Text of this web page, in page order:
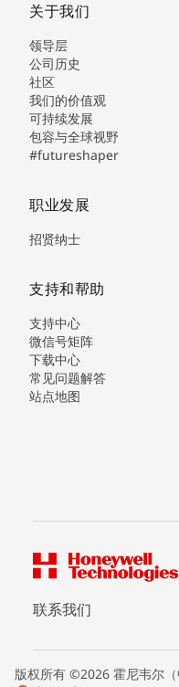
关于我们
领导层
公司历史
社区
我们的价值观
可持续发展
包容与全球视野
#futureshaper
职业发展
招贤纳士
支持和帮助
支持中心
微信号矩阵
下载中心
常见问题解答
站点地图
联系我们
版权所有 ©2026 霍尼韦尔